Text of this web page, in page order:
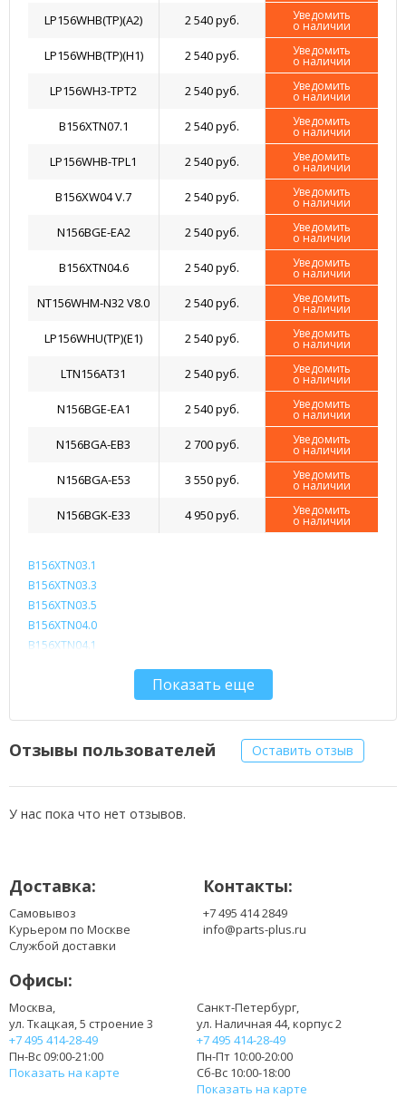
LP156WHB(TP)(A2) 2 540 руб. Уведомить
о наличии
LP156WHB(TP)(H1) 2 540 руб. Уведомить
о наличии
LP156WH3-TPT2 2 540 руб. Уведомить
о наличии
B156XTN07.1 2 540 руб. Уведомить
о наличии
LP156WHB-TPL1 2 540 руб. Уведомить
о наличии
B156XW04 V.7 2 540 руб. Уведомить
о наличии
N156BGE-EA2 2 540 руб. Уведомить
о наличии
B156XTN04.6 2 540 руб. Уведомить
о наличии
NT156WHM-N32 V8.0 2 540 руб. Уведомить
о наличии
LP156WHU(TP)(E1) 2 540 руб. Уведомить
о наличии
LTN156AT31 2 540 руб. Уведомить
о наличии
N156BGE-EA1 2 540 руб. Уведомить
о наличии
N156BGA-EB3 2 700 руб. Уведомить
о наличии
N156BGA-E53 3 550 руб. Уведомить
о наличии
N156BGK-E33 4 950 руб. Уведомить
о наличии
B156XTN03.1
B156XTN03.3
B156XTN03.5
B156XTN04.0
B156XTN04.1
B156XTN07.1
B156XW04 V.7
LP156WH3 (TP)(S1) B156XW04 v.8
LP156WH3(TP)(S2)
LP156WH3(TP)(T2)
LP156WH3(TP)(TH)
LP156WH3-TPS2
LP156WH3-TPSH
LP156WH3-TPTH
LP156WHB(TP)(A1)
LP156WHB (TP)(A1)
LP156WHB (TP)(B1)
Показать еще
Отзывы пользователей Оставить отзыв
У нас пока что нет отзывов.
Доставка:
Самовывоз
Курьером по Москве
Службой доставки
Контакты:
+7 495 414 2849
info@parts-plus.ru
Офисы:
Москва,
ул. Ткацкая, 5 строение 3
+7 495 414-28-49
Пн-Вс 09:00-21:00
Показать на карте
Санкт-Петербург,
ул. Наличная 44, корпус 2
+7 495 414-28-49
Пн-Пт 10:00-20:00
Сб-Вс 10:00-18:00
Показать на карте